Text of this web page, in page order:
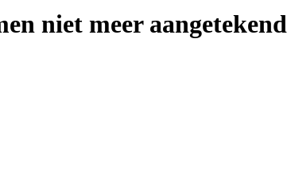
niet meer aangetekend